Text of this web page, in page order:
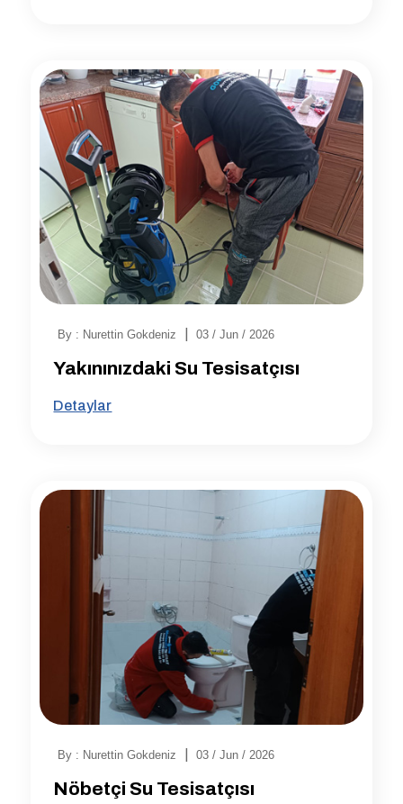
By : Nurettin Gokdeniz 03 / Jun / 2026
Yakınınızdaki Su Tesisatçısı
Detaylar
By : Nurettin Gokdeniz 03 / Jun / 2026
Nöbetçi Su Tesisatçısı